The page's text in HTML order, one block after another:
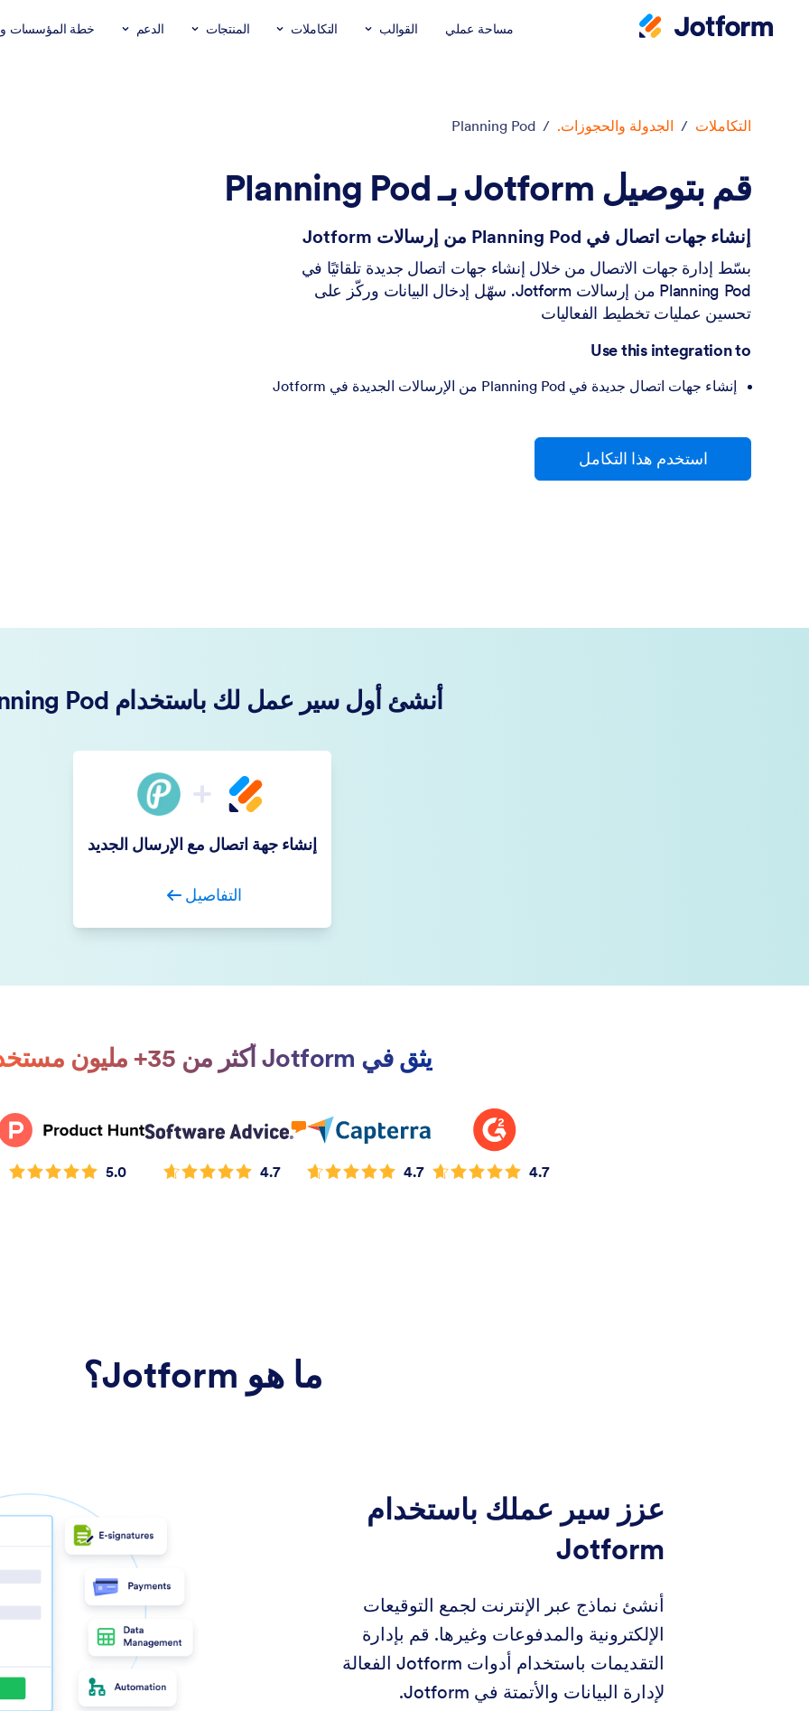
مساحة عملي القوالب التكاملات المنتجات الدعم خطة المؤسسات
التكاملات / الجدولة والحجوزات. /
Planning Pod
قم بتوصيل Jotform بـ Planning Pod
إنشاء جهات اتصال في Planning Pod من إرسالات Jotform
بسّط إدارة جهات الاتصال من خلال إنشاء جهات اتصال جديدة تلقائيًا في
Planning Pod من إرسالات Jotform. سهّل إدخال البيانات وركّز على
تحسين عمليات تخطيط الفعاليات
Use this integration to
إنشاء جهات اتصال جديدة في Planning Pod من الإرسالات الجديدة في Jotform
استخدم هذا التكامل
أنشئ أول سير عمل لك باستخدام Planning Pod
إنشاء جهة اتصال مع الإرسال الجديد
التفاصيل
يثق في Jotform أكثر من 35+ مليون مستخدم.
4.7
4.7
4.7
5.0
ما هو Jotform؟
عزز سير عملك باستخدام
Jotform
أنشئ نماذج عبر الإنترنت لجمع التوقيعات
الإلكترونية والمدفوعات وغيرها. قم بإدارة
التقديمات باستخدام أدوات Jotform الفعالة
لإدارة البيانات والأتمتة في Jotform.